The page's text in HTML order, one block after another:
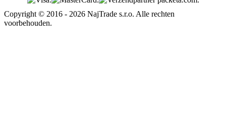
Copyright © 2016 - 2026 NajTrade s.r.o. Alle rechten
voorbehouden.